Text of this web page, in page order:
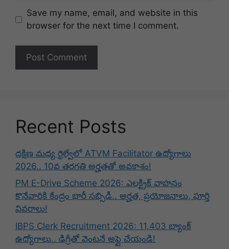
Save my name, email, and website in this
browser for the next time I comment.
Recent Posts
దక్షిణ మధ్య రైల్వేలో ATVM Facilitator ఉద్యోగాలు
2026.. 10వ తరగతి అర్హతతో అవకాశం!
PM E-Drive Scheme 2026: ఎలక్ట్రిక్ వాహనం
కొనేవారికి కేంద్రం భారీ సబ్సిడీ.. అర్హత, ప్రయోజనాలు, పూర్తి
వివరాలు!
IBPS Clerk Recruitment 2026: 11,403 బ్యాంక్
ఉద్యోగాలు.. డిగ్రీతో వెంటనే అప్లై చేయండి!